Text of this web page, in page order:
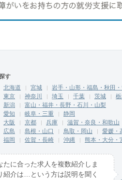
す
北海道 宮城
岩手・山形・福島・秋田
東京 神奈川 埼玉 千葉 茨城
新潟
富山・福井・長野・石川・山梨
愛知 岐阜・三重
静岡
大阪 京都 兵庫
滋賀・奈良・和歌山
広島 島根・山口 鳥取・岡山 愛媛・
福岡 佐賀・長崎 沖縄 熊本・大分・
たに合った求人を複数紹介しま
紹介は…という方は説明を聞く